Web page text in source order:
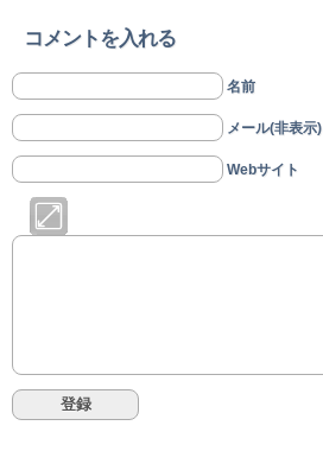
コメントを入れる
名前
メール(非表示)
Webサイト